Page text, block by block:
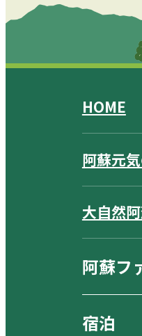
HOME
阿蘇元
大自然
阿蘇フ
宿泊